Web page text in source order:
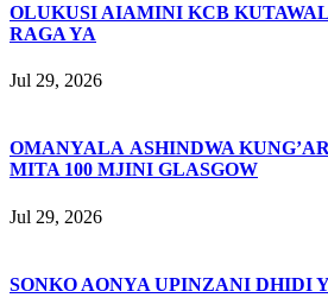
OLUKUSI AIAMINI KCB
RAGA YA
Jul 29, 2026
OMANYALA ASHINDWA
MITA 100 MJINI GLASGOW
Jul 29, 2026
SONKO AONYA UPINZANI DHIDI